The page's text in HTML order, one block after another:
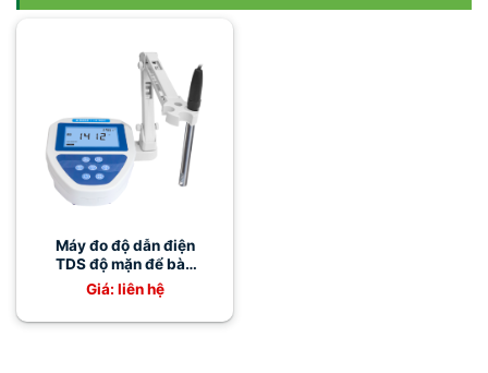
Máy đo độ dẫn điện
TDS độ mặn để bàn
LH-N800
Giá: liên hệ